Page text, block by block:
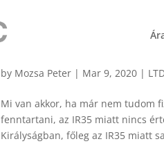
Cég
by Mozsa Peter | Mar 9, 2020 |
Mi van akkor, ha már nem tudom
fenntartani, az IR35 miatt nincs
Királyságban, főleg az IR35 miatt